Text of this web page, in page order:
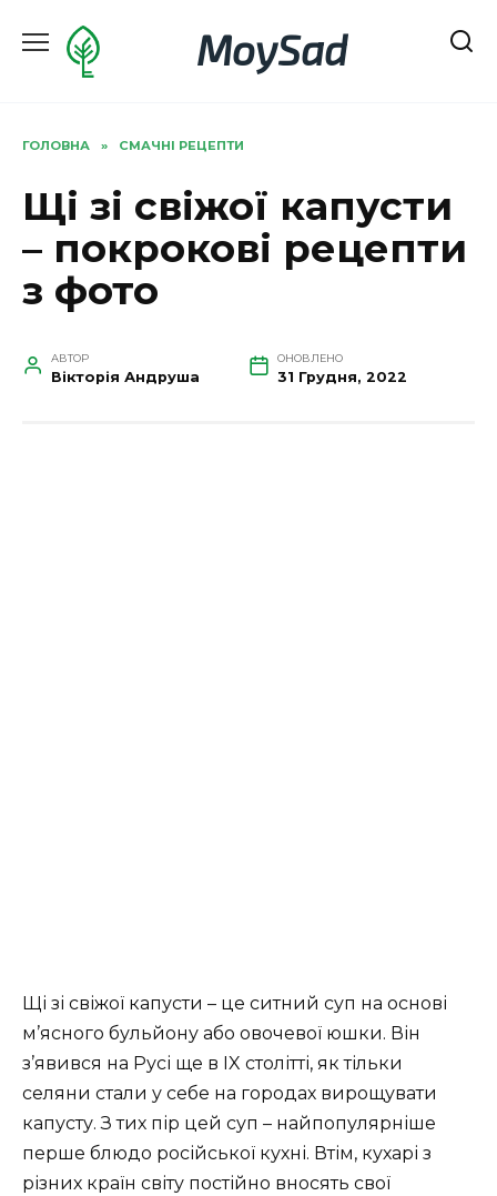
до
MoySad
ГОЛОВНА » СМАЧНІ РЕЦЕПТИ
Щі зі свіжої капусти
– покрокові рецепти
з фото
АВТОР
Вікторія Андруша
ОНОВЛЕНО
31 Грудня, 2022
Щі зі свіжої капусти – це ситний суп на основі
м’ясного бульйону або овочевої юшки. Він
з’явився на Русі ще в IX столітті, як тільки
селяни стали у себе на городах вирощувати
капусту. З тих пір цей суп – найпопулярніше
перше блюдо російської кухні. Втім, кухарі з
різних країн світу постійно вносять свої